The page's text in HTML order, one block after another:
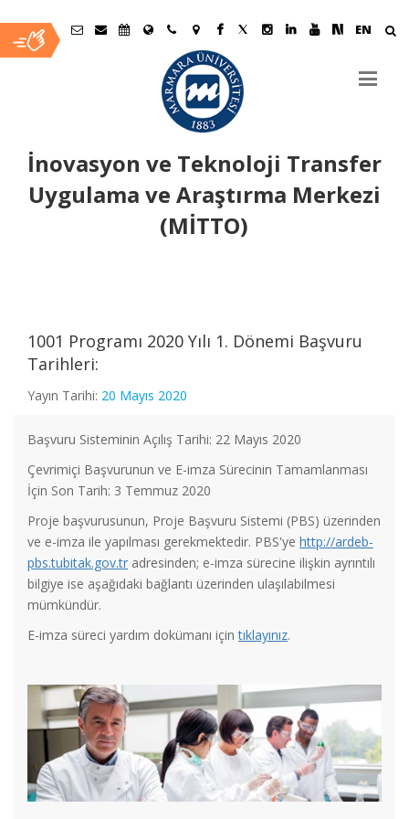
EN
İnovasyon ve Teknoloji Transfer
Uygulama ve Araştırma Merkezi
(MİTTO)
İçerik1001 Programı 2020 Yılı 1. Dönemi Başvuru
Tarihleri:
Yayın Tarihi: 20 Mayıs 2020
Başvuru Sisteminin Açılış Tarihi: 22 Mayıs 2020
Çevrimiçi Başvurunun ve E-imza Sürecinin Tamamlanması
İçin Son Tarih: 3 Temmuz 2020
Proje başvurusunun, Proje Başvuru Sistemi (PBS) üzerinden
ve e-imza ile yapılması gerekmektedir. PBS'ye http://ardeb-
pbs.tubitak.gov.tr adresinden; e-imza sürecine ilişkin ayrıntılı
bilgiye ise aşağıdaki bağlantı üzerinden ulaşılabilmesi
mümkündür.
E-imza süreci yardım dokümanı içintıklayınız.
TÜBİTAK TEYDEB 1832 Sanayide Yeşil Dönüşüm Çağrısı
Marmara Üniversitesi Mx Yaratıcı Endüstriler Çalıştayı 2024
için Hazırız!
TÜBİTAK-İtalya Ulusal Araştırma Kurumu (CNR) İkili İş Birliği